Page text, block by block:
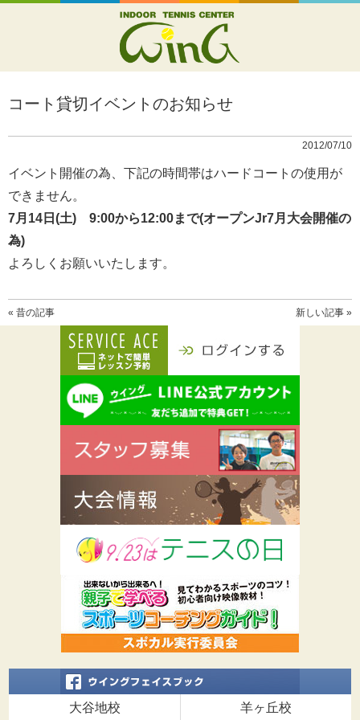
コート貸切イベントのお知らせ
2012/07/10
イベント開催の為、下記の時間帯はハードコートの使用が
できません。
7月14日(土) 9:00から12:00まで(オープンJr7月大会開催の
為)
よろしくお願いいたします。
« 昔の記事 新しい記事 »
大谷地校 羊ヶ丘校